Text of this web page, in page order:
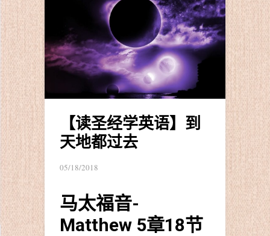
【读圣经学英语】到
天地都过去
05/18/2018
马太福音-
Matthew 5章18节